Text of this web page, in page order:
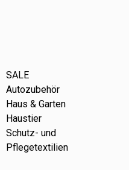
SALE
Autozubehör
Haus & Garten
Haustier
Schutz- und
Pflegetextilien